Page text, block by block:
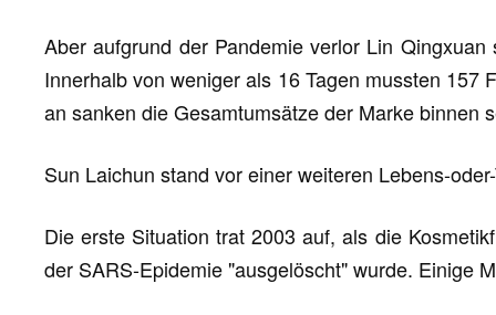
Aber aufgrund der Pandemie verlor Lin
Innerhalb von weniger als 16 Tagen mussten
an sanken die Gesamtumsätze der Marke binnen
Sun Laichun stand vor einer weiteren Lebens-
Die erste Situation trat 2003 auf, als die
der SARS-Epidemie "ausgelöscht" wurde. Einige